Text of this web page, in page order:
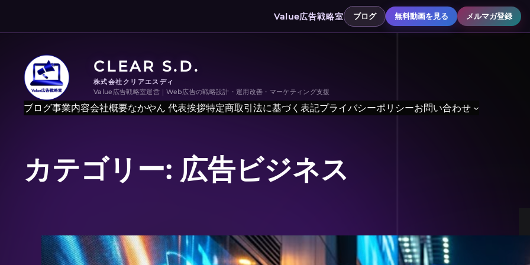
を
Value広告戦略室 ブログ 無料動画を見る メルマガ登録
CLEAR S.D.
株式会社クリアエスディ
Value広告戦略室運営｜Web広告の戦略設計・運用改善・マーケティング支援
ブログ事業内容会社概要なかやん 代表挨拶特定商取引法に基づく表記プライバシーポリシーお問い合わせ
カテゴリー: 広告ビジネス